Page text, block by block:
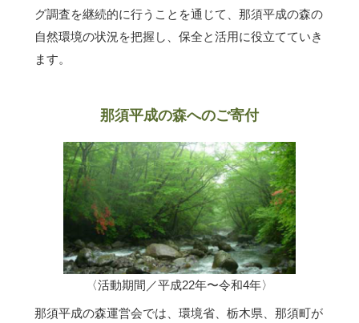
グ調査を継続的に行うことを通じて、那須平成の森の
自然環境の状況を把握し、保全と活用に役立てていき
ます。
那須平成の森へのご寄付
〈活動期間／平成22年〜令和4年〉
那須平成の森運営会では、環境省、栃木県、那須町が